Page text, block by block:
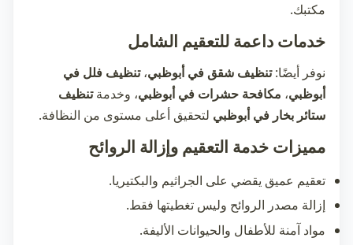
مكتبك.
خدمات داعمة للتعقيم الشامل
نوفر أيضًا:تنظيف شقق في أبوظبي،تنظيف فلل في
أبوظبي، مكافحة حشرات في أبوظبي، وخدمةتنظيف
ستائر بخار في أبوظبي لتحقيق أعلى مستوى من النظافة.
مميزات خدمة التعقيم وإزالة الروائح
تعقيم عميق يقضي على الجراثيم والبكتيريا.
إزالة مصدر الروائح وليس تغطيتها فقط.
مواد آمنة للأطفال والحيوانات الأليفة.